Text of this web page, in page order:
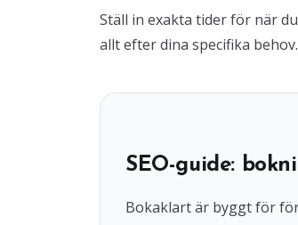
Ställ in exakta tider för när
allt efter dina specifika behov.
SEO-guide:
Bokaklart är byggt för